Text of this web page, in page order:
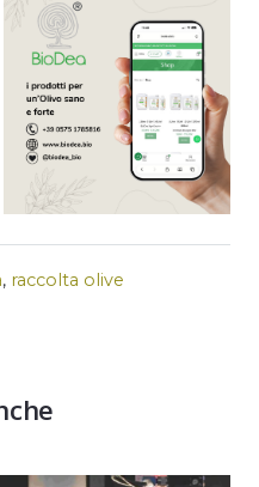
, raccolta olive